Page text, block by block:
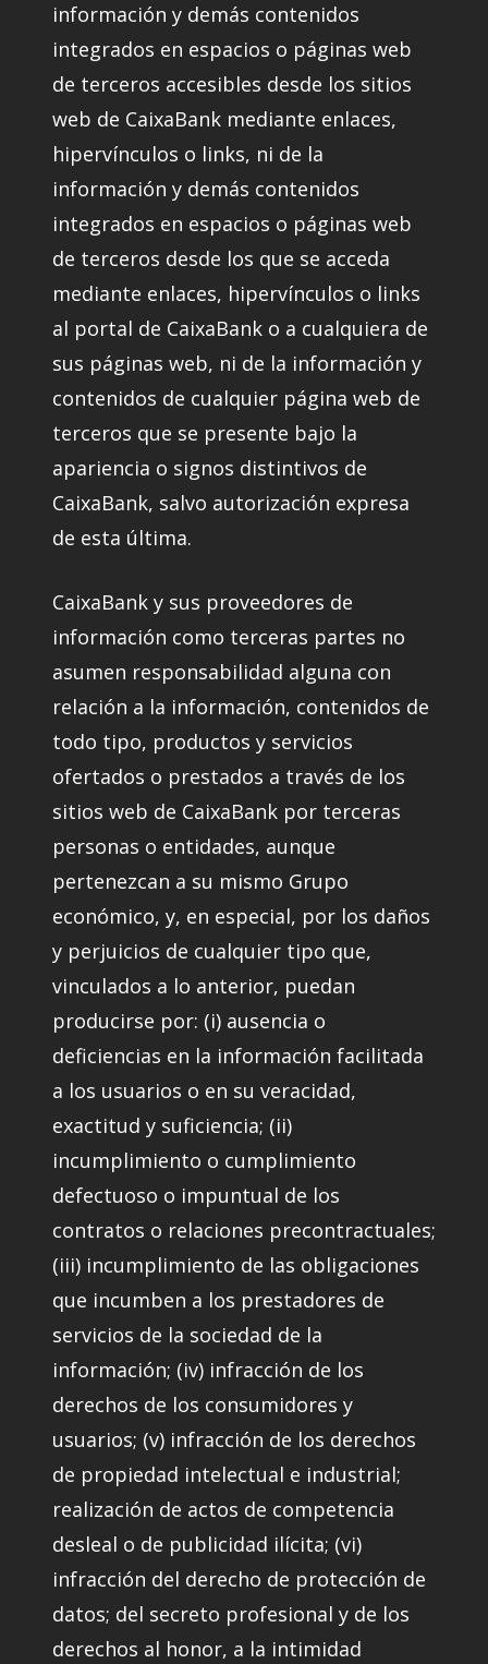
información y demás contenidos
integrados en espacios o páginas web
de terceros accesibles desde los sitios
web de CaixaBank mediante enlaces,
hipervínculos o links, ni de la
información y demás contenidos
integrados en espacios o páginas web
de terceros desde los que se acceda
mediante enlaces, hipervínculos o links
al portal de CaixaBank o a cualquiera de
sus páginas web, ni de la información y
contenidos de cualquier página web de
terceros que se presente bajo la
apariencia o signos distintivos de
CaixaBank, salvo autorización expresa
de esta última.
CaixaBank y sus proveedores de
información como terceras partes no
asumen responsabilidad alguna con
relación a la información, contenidos de
todo tipo, productos y servicios
ofertados o prestados a través de los
sitios web de CaixaBank por terceras
personas o entidades, aunque
pertenezcan a su mismo Grupo
económico, y, en especial, por los daños
y perjuicios de cualquier tipo que,
vinculados a lo anterior, puedan
producirse por: (i) ausencia o
deficiencias en la información facilitada
a los usuarios o en su veracidad,
exactitud y suficiencia; (ii)
incumplimiento o cumplimiento
defectuoso o impuntual de los
contratos o relaciones precontractuales;
(iii) incumplimiento de las obligaciones
que incumben a los prestadores de
servicios de la sociedad de la
información; (iv) infracción de los
derechos de los consumidores y
usuarios; (v) infracción de los derechos
de propiedad intelectual e industrial;
realización de actos de competencia
desleal o de publicidad ilícita; (vi)
infracción del derecho de protección de
datos; del secreto profesional y de los
derechos al honor, a la intimidad